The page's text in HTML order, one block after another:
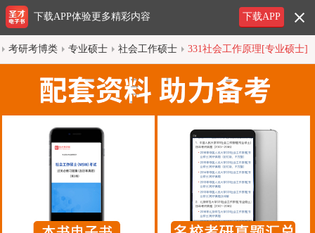
考研考博类 专业硕士 社会工作硕士 331社会工作原理[专业硕士]
下载APP
下载APP体验更多精彩内容